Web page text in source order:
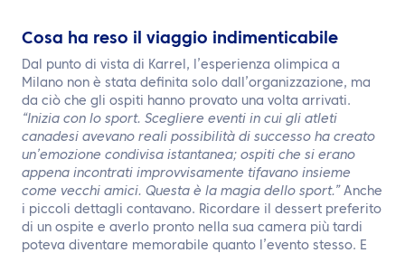
Cosa ha reso il viaggio indimenticabile
Dal punto di vista di Karrel, l’esperienza olimpica a
Milano non è stata definita solo dall’organizzazione, ma
da ciò che gli ospiti hanno provato una volta arrivati.
“Inizia con lo sport. Scegliere eventi in cui gli atleti
canadesi avevano reali possibilità di successo ha creato
un’emozione condivisa istantanea; ospiti che si erano
appena incontrati improvvisamente tifavano insieme
come vecchi amici. Questa è la magia dello sport.” Anche
i piccoli dettagli contavano. Ricordare il dessert preferito
di un ospite e averlo pronto nella sua camera più tardi
poteva diventare memorabile quanto l’evento stesso. E